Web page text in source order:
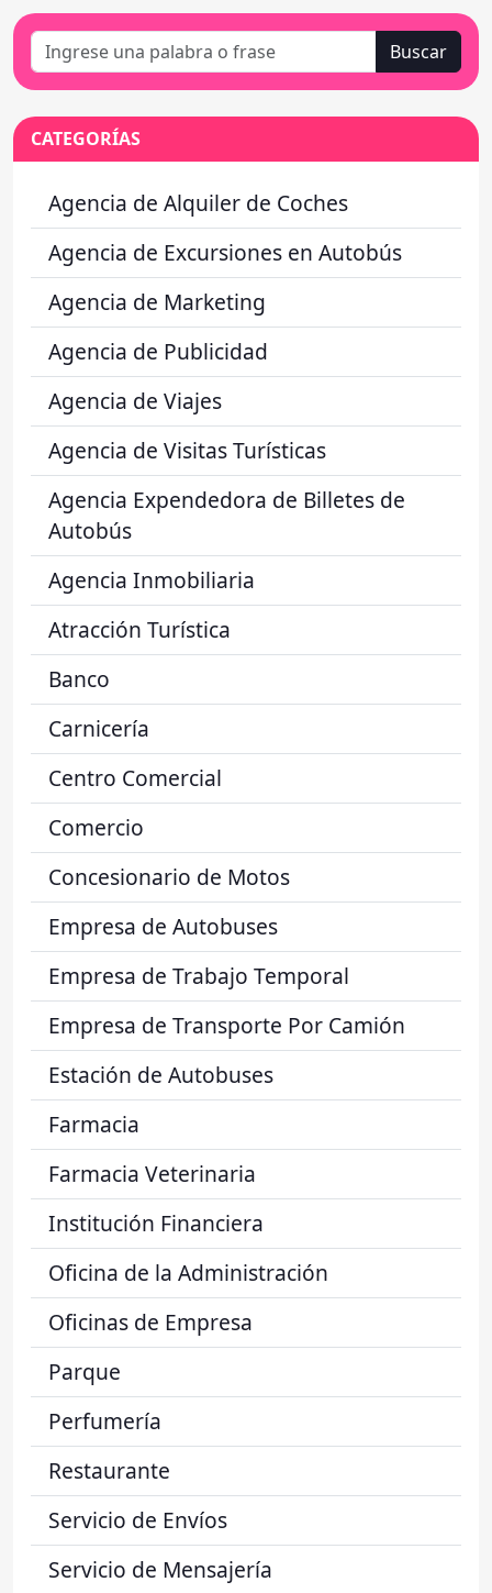
Buscar
CATEGORÍAS
Agencia de Alquiler de Coches
Agencia de Excursiones en Autobús
Agencia de Marketing
Agencia de Publicidad
Agencia de Viajes
Agencia de Visitas Turísticas
Agencia Expendedora de Billetes de
Autobús
Agencia Inmobiliaria
Atracción Turística
Banco
Carnicería
Centro Comercial
Comercio
Concesionario de Motos
Empresa de Autobuses
Empresa de Trabajo Temporal
Empresa de Transporte Por Camión
Estación de Autobuses
Farmacia
Farmacia Veterinaria
Institución Financiera
Oficina de la Administración
Oficinas de Empresa
Parque
Perfumería
Restaurante
Servicio de Envíos
Servicio de Mensajería